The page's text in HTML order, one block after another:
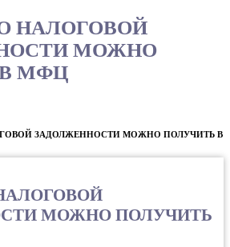
НАЛОГОВОЙ
МОЖНО
МФЦ
ЗАДОЛЖЕННОСТИ МОЖНО ПОЛУЧИТЬ В
МОЖНО ПОЛУЧИТЬ